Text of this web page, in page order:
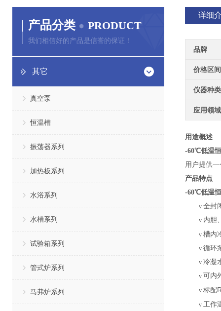
产品分类 PRODUCT
我们相信好的产品是信誉的保证！
其它
真空泵
恒温槽
振荡器系列
加热板系列
水浴系列
水槽系列
试验箱系列
管式炉系列
马弗炉系列
详细
品牌
价格区间
仪器种类
应用领域
用途概述
-60℃低温
用户提供
产品特点
-60℃低温
v 全封
v 内胆
v 槽内
v 循环
v 冷凝
v 可内
v 标配
v 工作